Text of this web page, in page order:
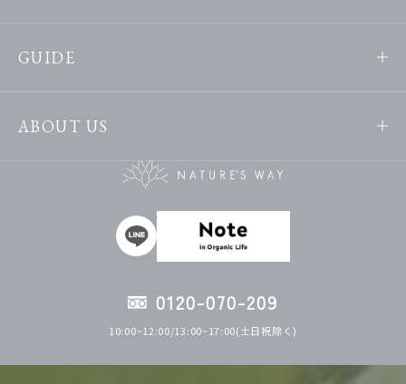
GUIDE
ABOUT US
0120-070-209
10:00~12:00/13:00~17:00(土日祝除く)